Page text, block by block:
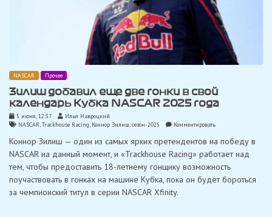
NASCAR Прочее
Зилиш добавил еще две гонки в свой
календарь Кубка NASCAR 2025 года
5 июня, 12:37
Илья Навроцкий
NASCAR,Trackhouse Racing, Коннор Зилиш,сезон-2025 Комментироватьon
добавил
две
гонки
свой
Коннор Зилиш — один из самых ярких претендентов на победу в
NASCAR на данный момент, и «Trackhouse Racing» работает над
тем, чтобы предоставить 18-летнему гонщику возможность
поучаствовать в гонках на машине Кубка, пока он будет бороться
за чемпионский титул в серии NASCAR Xfinity.